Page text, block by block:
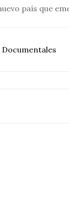
país que
Documentales